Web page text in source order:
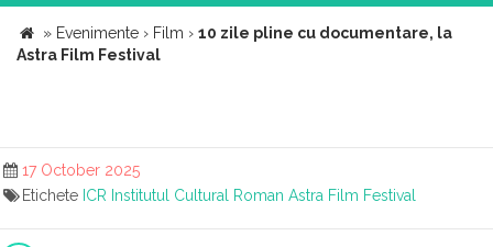
» Evenimente › Film › 10 zile pline cu documentare, la
Astra Film Festival
17 October 2025
Etichete ICR Institutul Cultural Roman Astra Film Festival